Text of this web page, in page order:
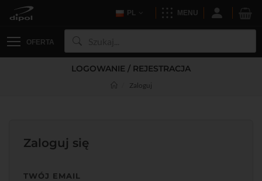
PL MENU
OFERTA
LOGOWANIE / REJESTRACJA
Zaloguj
Zaloguj się
TWÓJ EMAIL